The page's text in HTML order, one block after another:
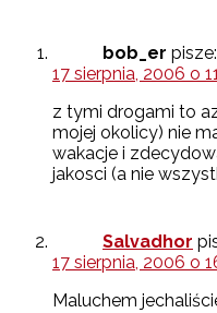
bob_er pisze:
17 sierpnia, 2006 o
z tymi drogami to
mojej okolicy) nie
wakacje i
jakosci (a nie
Salvadhor
17 sierpnia, 2006 o
Maluchem